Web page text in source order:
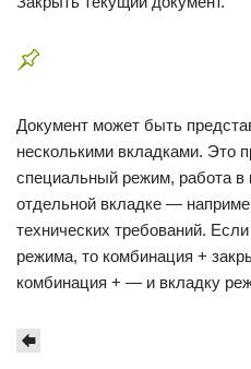
Документ может быть
несколькими вкладками. Это
специальный режим, работа в
отдельной вкладке —
технических требований.
режима, то комбинация +
комбинация + — и вкладку